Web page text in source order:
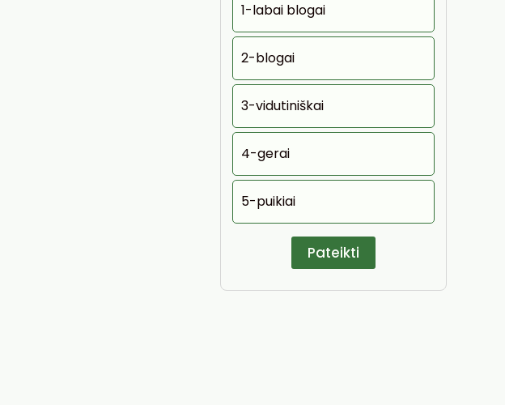
1-labai blogai
2-blogai
3-vidutiniškai
4-gerai
5-puikiai